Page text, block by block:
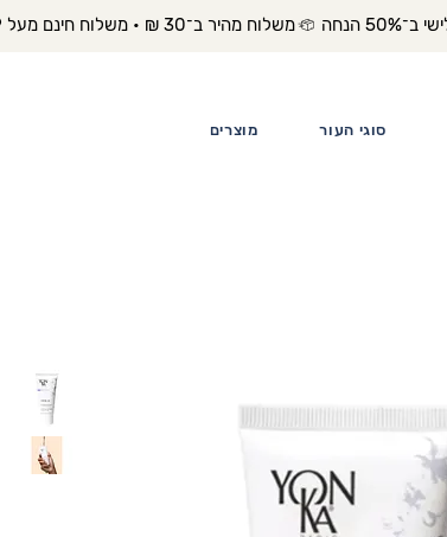
משלוח מהיר ב־30 ₪ • משלוח חינם מעל ₪399 • מוצר שלישי ב־50% הנחה
מוצרים סוגי העור